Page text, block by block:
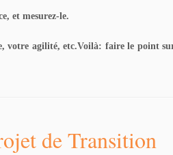
et mesurez-le.
votre agilité, etc.Voilà: faire le point
de Transition